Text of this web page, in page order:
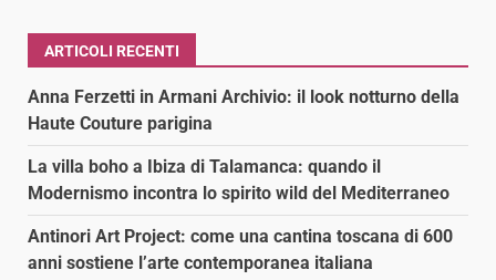
ARTICOLI RECENTI
Anna Ferzetti in Armani Archivio: il look notturno della
Haute Couture parigina
La villa boho a Ibiza di Talamanca: quando il
Modernismo incontra lo spirito wild del Mediterraneo
Antinori Art Project: come una cantina toscana di 600
anni sostiene l’arte contemporanea italiana